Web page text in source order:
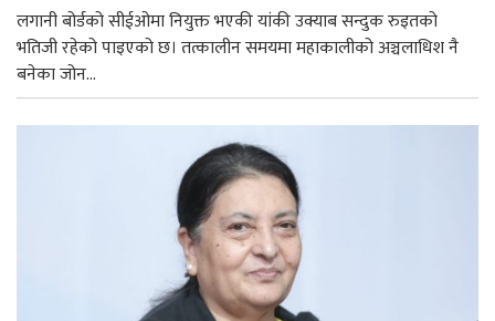
लगानी बोर्डको सीईओमा नियुक्त भएकी यांकी उक्याब सन्दुक रुइतको
भतिजी रहेको पाइएको छ। तत्कालीन समयमा महाकालीको अञ्चलाधिश नै
बनेका जोन...